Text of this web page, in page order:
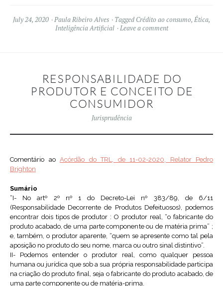
July 24, 2020 Paula Ribeiro Alves Tagged Crédito ao consumo, Ética,
Inteligência Artificial
Leave a comment
RESPONSABILIDADE DO
PRODUTOR E CONCEITO DE
CONSUMIDOR
Jurisprudência
Comentário ao Acórdão do TRL, de 11-02-2020, Relator Pedro
Brighton
Sumário
“I- No artº 2º nº 1 do Decreto-Lei nº 383/89, de 6/11
(Responsabilidade Decorrente de Produtos Defeituosos), podemos
encontrar dois tipos de produtor : O produtor real, “o fabricante do
produto acabado, de uma parte componente ou de matéria prima” ;
e, também, o produtor aparente, “quem se apresente como tal pela
aposição no produto do seu nome, marca ou outro sinal distintivo”.
II- Podemos entender o produtor real, como qualquer pessoa
humana ou jurídica que sob a sua própria responsabilidade participa
na criação do produto final, seja o fabricante do produto acabado, de
uma parte componente ou de matéria-prima.